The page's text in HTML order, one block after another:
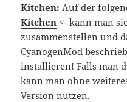
Kitchen: Auf der
Kitchen <- kann man
zusammenstellen und
CyanogenMod
installieren! Falls man
kann man ohne
Version nutzen.